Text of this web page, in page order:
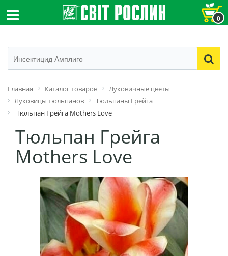
0
Главная Каталог товаров
Луковичные цветы
Луковицы тюльпанов
Тюльпаны Грейга
Тюльпан Грейга Mothers Love
Тюльпан Грейга
Mothers Love